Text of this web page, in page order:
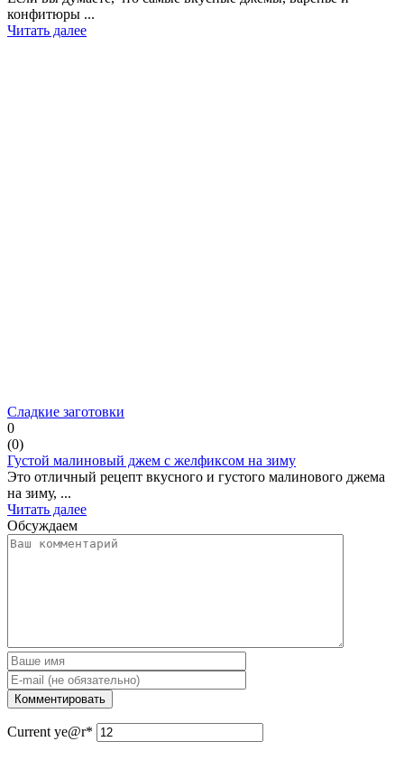
конфитюры ...
Читать далее
Сладкие заготовки
0
(0)
Густой малиновый джем с желфиксом на зиму
Это отличный рецепт вкусного и густого малинового джема
на зиму, ...
Читать далее
Обсуждаем
Current ye@r*